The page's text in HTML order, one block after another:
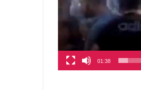
01:38